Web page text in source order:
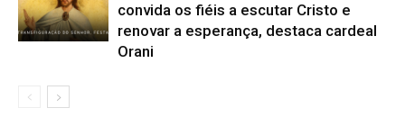
convida os fiéis a escutar Cristo e
renovar a esperança, destaca cardeal
Orani